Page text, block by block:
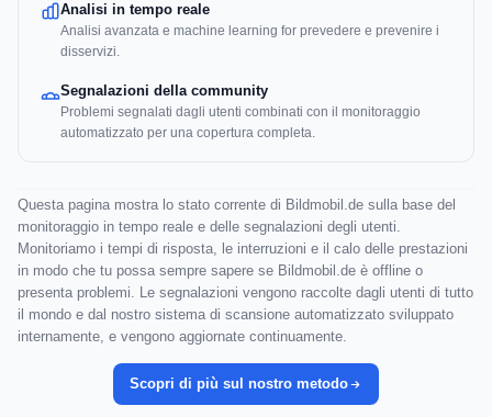
Analisi in tempo reale
Analisi avanzata e machine learning for prevedere e prevenire i
disservizi.
Segnalazioni della community
Problemi segnalati dagli utenti combinati con il monitoraggio
automatizzato per una copertura completa.
Questa pagina mostra lo stato corrente di Bildmobil.de sulla base del
monitoraggio in tempo reale e delle segnalazioni degli utenti.
Monitoriamo i tempi di risposta, le interruzioni e il calo delle prestazioni
in modo che tu possa sempre sapere se Bildmobil.de è offline o
presenta problemi. Le segnalazioni vengono raccolte dagli utenti di tutto
il mondo e dal nostro sistema di scansione automatizzato sviluppato
internamente, e vengono aggiornate continuamente.
Scopri di più sul nostro metodo